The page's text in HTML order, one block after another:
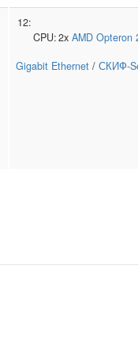
12:
CPU:2x AMD Opteron
Gigabit Ethernet / СКИФ-